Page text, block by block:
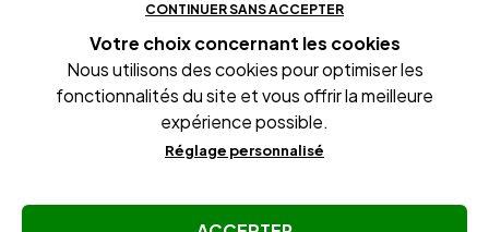
Ces avis proviennent directement de la fiche Google
Business de l'office notarial. Ils n'ont ni été collectés ni
été vérifiés par Alexia.fr.
Conditions générales d'utilisation
Gestion des cookies
CONTINUER SANS ACCEPTER
Votre choix concernant les cookies
Nous utilisons des cookies pour optimiser les
fonctionnalités du site et vous offrir la meilleure
expérience possible.
Réglage personnalisé